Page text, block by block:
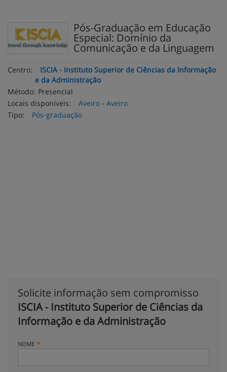
Pós-Graduação em Educação
Especial: Domínio da
Comunicação e da Linguagem
Centro:
ISCIA - Instituto Superior de Ciências da Informação
e da Administração
Método: Presencial
Locais disponíveis:
Aveiro - Aveiro
Tipo:
Pós-graduação
Solicite informação sem compromisso
ISCIA - Instituto Superior de Ciências da
Informação e da Administração
NOME